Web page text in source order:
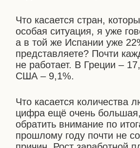
Что касается стран,
особая ситуация, я уже
а в той же Испании уже
представляете? Почти
не работает. В Греции –
США – 9,1%.
Что касается количества
цифра ещё очень
обратить внимание по
прошлому году почти не